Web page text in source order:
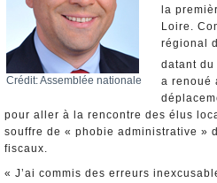
Crédit: Assemblée nationale
la
Loire.
régional
datant du
a renoué
pour aller à la rencontre des élus
souffre de « phobie administrative »
fiscaux.
« J’ai commis des erreurs